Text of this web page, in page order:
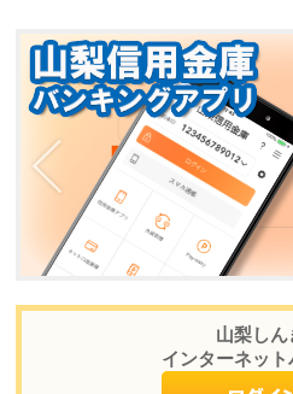
山梨しん
インターネッ